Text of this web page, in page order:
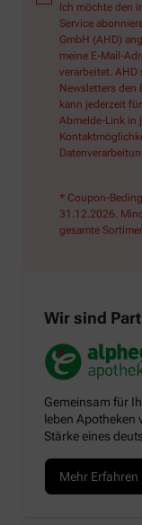
Ich möchte den
Service
GmbH (AHD)
meine E-Mail-
verarbeitet. AHD
Newsletters den
kann jederzeit
Abmelde-Link in
* Coupon-
31.12.2026.
gesamte
Wir sind
Gemeinsam für
leben Apotheken
Stärke eines
Mehr Erfahren